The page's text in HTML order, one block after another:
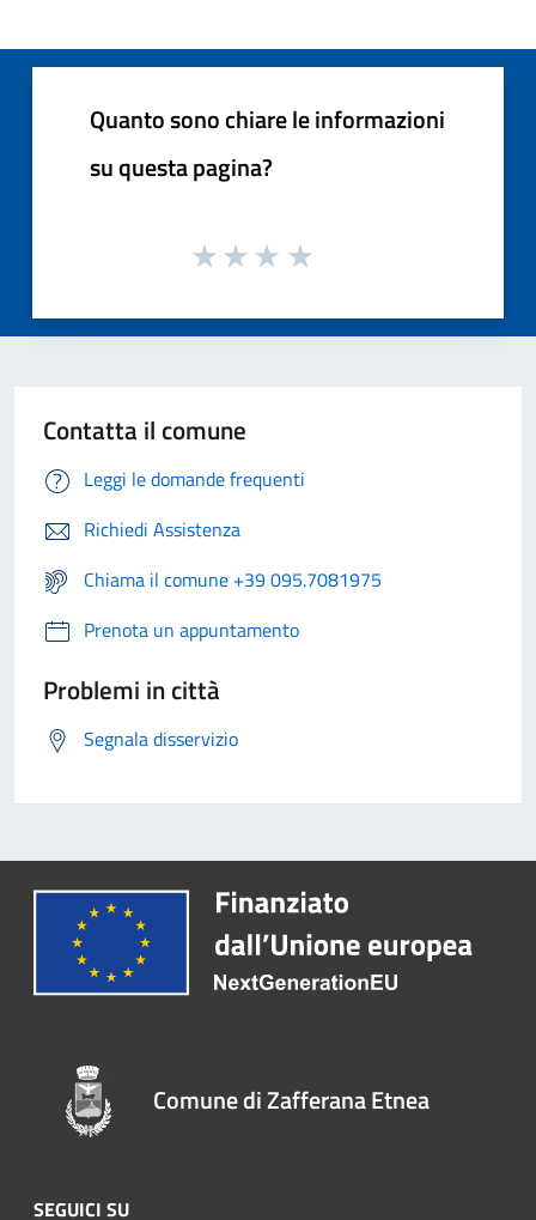
Quanto sono chiare le informazioni
su questa pagina?
Contatta il comune
Leggi le domande frequenti
Richiedi Assistenza
Chiama il comune +39 095.7081975
Prenota un appuntamento
Problemi in città
Segnala disservizio
Comune di Zafferana Etnea
SEGUICI SU